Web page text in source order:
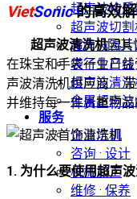
超声波均
超声波切
超声波锡
袋子生产线
超声波清
金属超声
服务
企业培训
咨询 · 设计
机械加工
维修 · 保养
VietSonic的高效
超声波清洗机因其
在珠宝和手表行业日益
声波清洗机供应商 –
并维持每一件贵重物品
1. 为什么要使用超声